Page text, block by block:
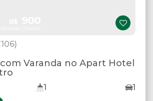
Varanda no Apart Hotel
1 1